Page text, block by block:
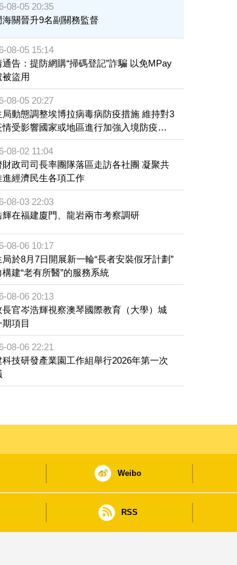
08-05 20:35
海關晉升9名副關務監督
08-05 15:14
通告：提防網購“掃碼登記”詐騙 以免MPay
被盜用
08-05 20:27
局動態調整埃博拉病毒病防疫措施 維持對3
情受影響國家或地區進行加強入境防疫措
08-02 11:04
財政司司長率團隊落區走訪各社團 凝聚共
進經濟民生各項工作
08-03 22:03
輝在福建廈門、龍岩兩市考察調研
08-06 10:17
局於8月7日開展新一輪“長者安裝假牙計劃”
構建“老有所醫”的服務系統
08-06 20:13
長官岑浩輝視察澳琴國際教育（大學）城
項目
08-06 22:21
科技研發產業園工作組舉行2026年第一次
Weibo
RSS